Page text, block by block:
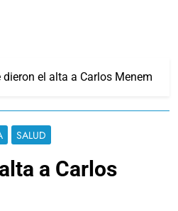
dieron el alta a Carlos Menem
SALUD
a Carlos